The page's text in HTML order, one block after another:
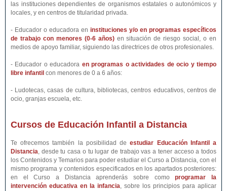
las instituciones dependientes de organismos estatales o autonómicos y
locales, y en centros de titularidad privada.
- Educador o educadora en instituciones y/o en programas específicos
de trabajo con menores (0-6 años)en situación de riesgo social, o en
medios de apoyo familiar, siguiendo las directrices de otros profesionales.
- Educador o educadora en programas o actividades de ocio y tiempo
libre infantil con menores de 0 a 6 años:
- Ludotecas, casas de cultura, bibliotecas, centros educativos, centros de
ocio, granjas escuela, etc.
Cursos de Educación Infantil a Distancia
Te ofrecemos también la posibilidad deestudiar Educación Infantil a
Distancia, desde tu casa o tu lugar de trabajo vas a tener acceso a todos
los Contenidos y Temarios para poder estudiar el Curso a Distancia, con el
mismo programa y contenidos especificados en los apartados posteriores:
en el Curso a Distancia aprenderás sobre comoprogramar la
intervención educativa en la infancia, sobre los principios para aplicar